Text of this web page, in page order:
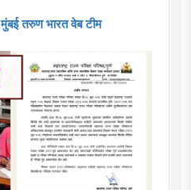
मुंबई तरुण भारत वेब टीम